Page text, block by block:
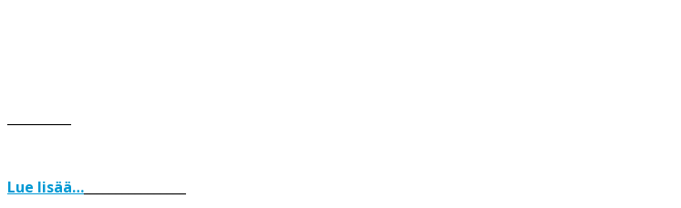
Lue lisää…